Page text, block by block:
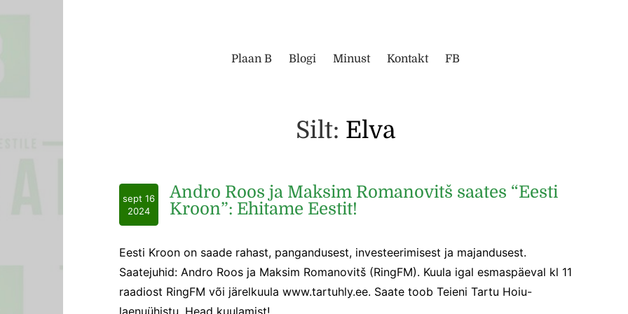
Plaan B Blogi Minust Kontakt FB
Silt: Elva
sept 16
2024
Andro Roos ja Maksim Romanovitš saates “Eesti
Kroon”: Ehitame Eestit!
Eesti Kroon on saade rahast, pangandusest, investeerimisest ja majandusest.
Saatejuhid: Andro Roos ja Maksim Romanovitš (RingFM). Kuula igal esmaspäeval kl 11
raadiost RingFM või järelkuula www.tartuhly.ee. Saate toob Teieni Tartu Hoiu-
laenuühistu. Head kuulamist!